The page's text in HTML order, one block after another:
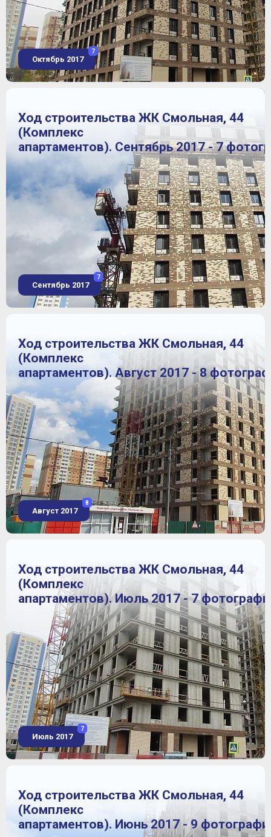
Октябрь 2017
7
Ход строительства ЖК Смольная, 44
(Комплекс
апартаментов). Сентябрь 2017 - 7
Сентябрь 2017
7
Ход строительства ЖК Смольная, 44
(Комплекс
апартаментов). Август 2017 - 8
Август 2017
8
Ход строительства ЖК Смольная, 44
(Комплекс
апартаментов). Июль 2017 - 7
Июль 2017
7
Ход строительства ЖК Смольная, 44
(Комплекс
апартаментов). Июнь 2017 - 9